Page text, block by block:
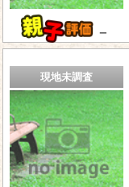
－
現地未調査